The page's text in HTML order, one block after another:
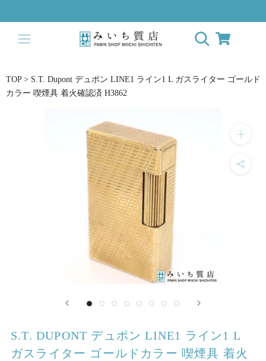
キ
て
TOP > S.T. Dupont デュポン LINE1 ライン1 L ガスライター ゴールド
カラー 喫煙具 着火確認済 H3862
S.T. DUPONT デュポン LINE1 ライン1 L
ガスライター ゴールドカラー 喫煙具 着火